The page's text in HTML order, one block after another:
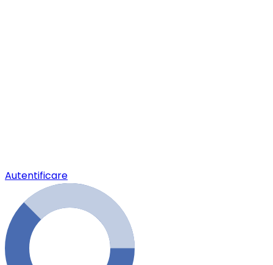
Autentificare